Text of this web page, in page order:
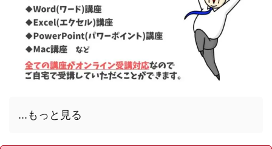
...もっと見る